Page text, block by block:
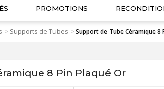
PROMOTIONS
> Supports de Tubes >Support de Tube Céramique 8
8 Pin Plaqué Or